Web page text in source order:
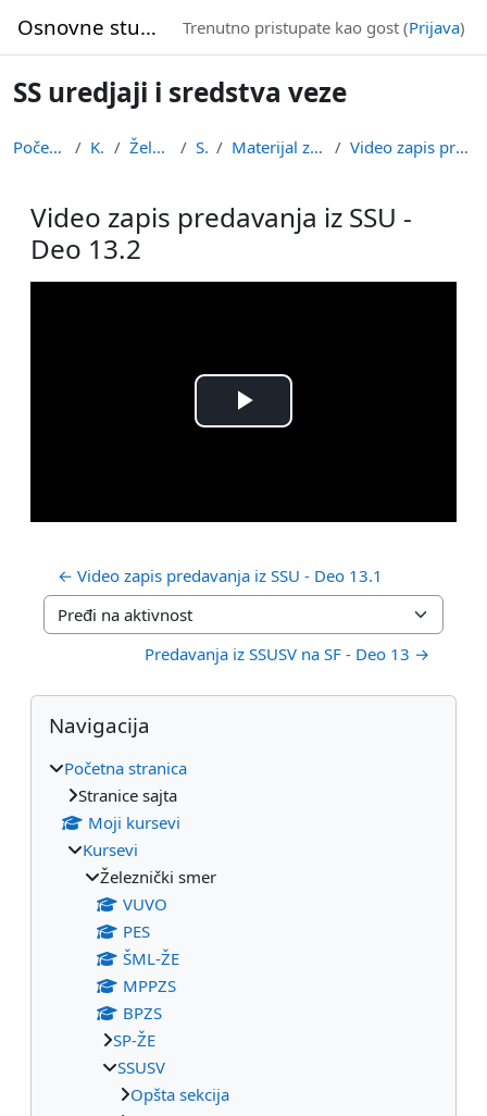
Osnovne studije Trenutno pristupate kao gost (Prijava)
SS uredjaji i sredstva veze
Početna stranica Kursevi Železnički smer SSUSV Materijal za predavanja: Deo 13 Video zapis predavanja iz SSU - Deo 13.2
Video zapis predavanja iz SSU -
Deo 13.2
Uslovi za završetak
Play
← Video zapis predavanja iz SSU - Deo 13.1
Pređi na aktivnost
Predavanja iz SSUSV na SF - Deo 13 →
Blokovi
Preskoči Navigacija
Navigacija
Početna stranica
Stranice sajta
Moji kursevi
Kursevi
Železnički smer
VUVO
PES
ŠML-ŽE
MPPZS
BPZS
SP-ŽE
SSUSV
Opšta sekcija